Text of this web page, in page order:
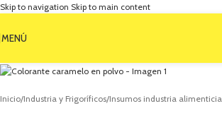
Skip to navigation Skip to main content
MENÚ
Inicio/Industria y Frigoríficos/Insumos industria alimenticia